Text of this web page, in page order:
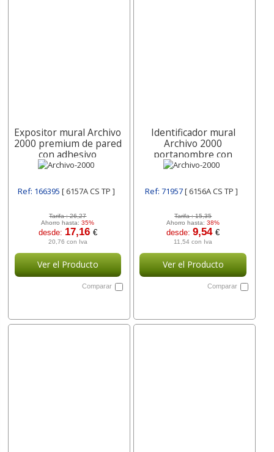
Expositor mural Archivo
2000 premium de pared
con adhesivo
poliestireno
CS Archivo-2000
Ref: 166395 [ 6157A CS TP ]
Tarifa :26,27
Ahorro hasta:35%
desde: 17,16 €
20,76 con Iva
Ver el Producto
Comparar
Identificador mural
Archivo 2000
portanombre con
adhesivo trasero en
transparente Din 6156A
CS Archivo-2000
Ref: 71957[ 6156A CS TP ]
Tarifa :15,35
Ahorro hasta:38%
desde:9,54€
11,54 con Iva
Ver el Producto
Comparar